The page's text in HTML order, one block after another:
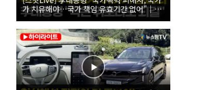
가 치유해야…국가 책임 유효기간 없어"｜
26.08.07 국가폭력 피해자 위로 오찬